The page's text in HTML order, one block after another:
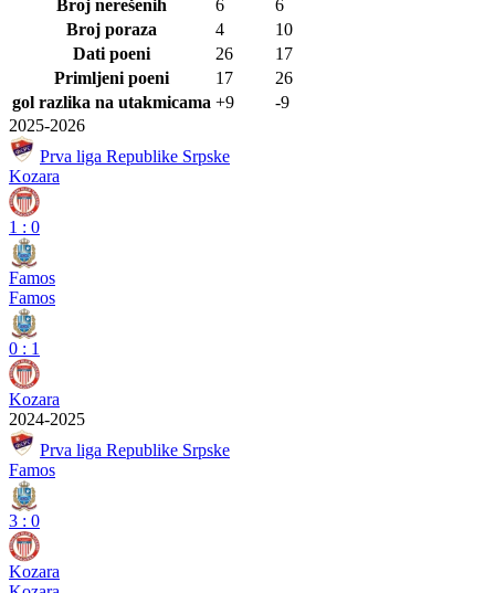
Broj nerešenih
6
6
Broj poraza
4
10
Dati poeni
26
17
Primljeni poeni
17
26
gol razlika na utakmicama +9
-9
2025-2026
Prva liga Republike Srpske
Kozara
1 : 0
Famos
Famos
0 : 1
Kozara
2024-2025
Prva liga Republike Srpske
Famos
3 : 0
Kozara